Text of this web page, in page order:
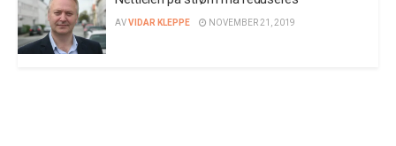
AVVIDAR KLEPPE NOVEMBER 21, 2019